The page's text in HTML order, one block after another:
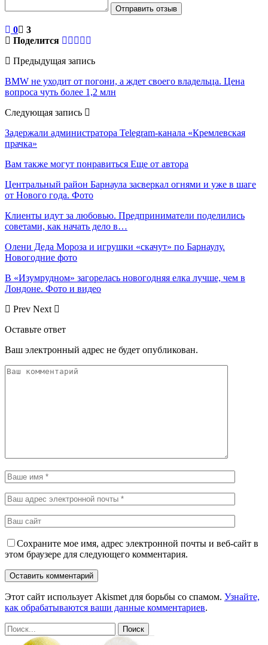
Отправить отзыв
0
3
Поделится
Предыдущая запись
BMW не уходит от погони, а ждет своего владельца. Цена
вопроса чуть более 1,2 млн
Следующая запись
Задержали администратора Telegram-канала «Кремлевская
прачка»
Вам также могут понравиться Еще от автора
Центральный район Барнаула засверкал огнями и уже в шаге
от Нового года. Фото
Клиенты идут за любовью. Предприниматели поделились
советами, как начать дело в…
Олени Деда Мороза и игрушки «скачут» по Барнаулу.
Новогодние фото
В «Изумрудном» загорелась новогодняя елка лучше, чем в
Лондоне. Фото и видео
Prev Next
Оставьте ответ
Ваш электронный адрес не будет опубликован.
Сохраните мое имя, адрес электронной почты и веб-сайт в
этом браузере для следующего комментария.
Этот сайт использует Akismet для борьбы со спамом. Узнайте,
как обрабатываются ваши данные комментариев.